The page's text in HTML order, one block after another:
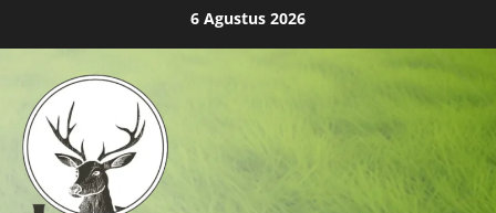
6 Agustus 2026